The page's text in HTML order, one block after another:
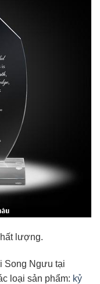
lượng.
Song Ngưu tại
loại sản phẩm: kỷ